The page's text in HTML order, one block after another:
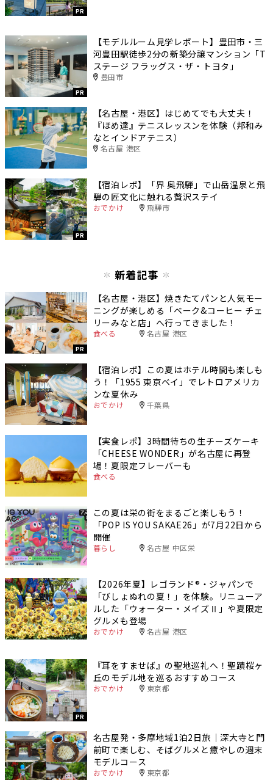
PR
PR
【モデルルーム見学レポート】豊田市・三
河豊田駅徒歩2分の新築分譲マンション「T
ステージ フラッグス・ザ・トヨタ」
豊田市
【名古屋・港区】はじめてでも大丈夫！
『ほめ達』テニスレッスンを体験（邦和み
なとインドアテニス）
名古屋 港区
PR
【宿泊レポ】「界 奥飛騨」で山岳温泉と飛
騨の匠文化に触れる贅沢ステイ
おでかけ 飛騨市
新着記事
PR
【名古屋・港区】焼きたてパンと人気モー
ニングが楽しめる「ベーク&コーヒー チェ
リーみなと店」へ行ってきました！
食べる 名古屋 港区
【宿泊レポ】この夏はホテル時間も楽しも
う！「1955 東京ベイ」でレトロアメリカ
ンな夏休み
おでかけ 千葉県
【実食レポ】3時間待ちの生チーズケーキ
「CHEESE WONDER」が名古屋に再登
場！夏限定フレーバーも
食べる
この夏は栄の街をまるごと楽しもう！
「POP IS YOU SAKAE26」が7月22日から
開催
暮らし 名古屋 中区栄
【2026年夏】レゴランド®・ジャパンで
「びしょぬれの夏！」を体験。リニューア
ルした「ウォーター・メイズⅡ」や夏限定
グルメも登場
おでかけ 名古屋 港区
PR
『耳をすませば』の聖地巡礼へ！聖蹟桜ヶ
丘のモデル地を巡るおすすめコース
おでかけ 東京都
名古屋発・多摩地域1泊2日旅｜深大寺と門
前町で楽しむ、そばグルメと癒やしの週末
モデルコース
おでかけ 東京都